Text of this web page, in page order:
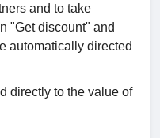
and to take
"Get discount" and
automatically directed
directly to the value of